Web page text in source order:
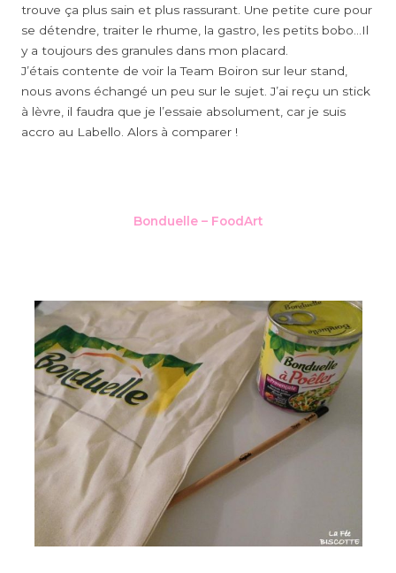
trouve ça plus sain et plus rassurant. Une petite cure pour
se détendre, traiter le rhume, la gastro, les petits bobo…Il
y a toujours des granules dans mon placard.
J’étais contente de voir la Team Boiron sur leur stand,
nous avons échangé un peu sur le sujet. J’ai reçu un stick
à lèvre, il faudra que je l’essaie absolument, car je suis
accro au Labello. Alors à comparer !
Bonduelle – FoodArt